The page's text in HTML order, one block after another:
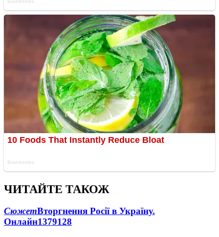
ЧИТАЙТЕ ТАКОЖ
СюжетВторгнення Росії в Україну.
Онлайн1379128